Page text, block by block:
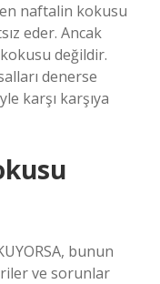
naftalin kokusu
eder. Ancak
değildir.
denerse
karşı karşıya
bunun
ve sorunlar